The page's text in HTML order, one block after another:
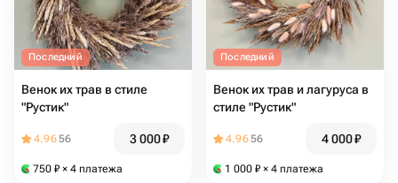
Последний
Венок их трав в стиле
"Рустик"
4.9656 3 000₽
750 ₽ × 4 платежа
Последний
Венок их трав и лагуруса в
стиле "Рустик"
4.9656 4 000₽
1 000 ₽ × 4 платежа